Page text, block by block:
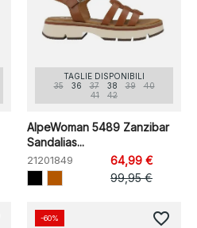
TAGLIE DISPONIBILI
35
36 37 38 39
40
41
42
AlpeWoman 5489 Zanzibar
Sandalias...
21201849
64,99 €
99,95 €
-60% favorite_border